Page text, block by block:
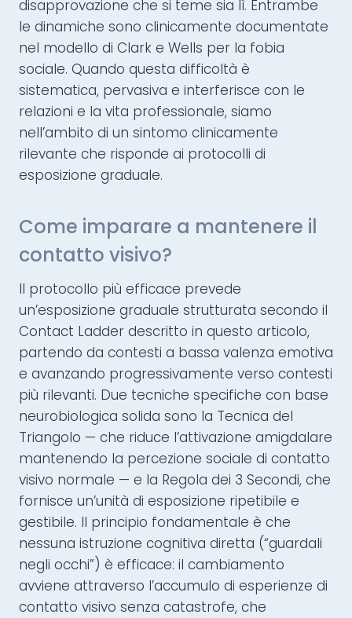
disapprovazione che si teme sia lì. Entrambe
le dinamiche sono clinicamente documentate
nel modello di Clark e Wells per la fobia
sociale. Quando questa difficoltà è
sistematica, pervasiva e interferisce con le
relazioni e la vita professionale, siamo
nell’ambito di un sintomo clinicamente
rilevante che risponde ai protocolli di
esposizione graduale.
Come imparare a mantenere il
contatto visivo?
Il protocollo più efficace prevede
un’esposizione graduale strutturata secondo il
Contact Ladder descritto in questo articolo,
partendo da contesti a bassa valenza emotiva
e avanzando progressivamente verso contesti
più rilevanti. Due tecniche specifiche con base
neurobiologica solida sono la Tecnica del
Triangolo — che riduce l’attivazione amigdalare
mantenendo la percezione sociale di contatto
visivo normale — e la Regola dei 3 Secondi, che
fornisce un’unità di esposizione ripetibile e
gestibile. Il principio fondamentale è che
nessuna istruzione cognitiva diretta (“guardali
negli occhi”) è efficace: il cambiamento
avviene attraverso l’accumulo di esperienze di
contatto visivo senza catastrofe, che